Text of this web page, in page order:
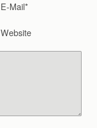
E-Mail*
Website